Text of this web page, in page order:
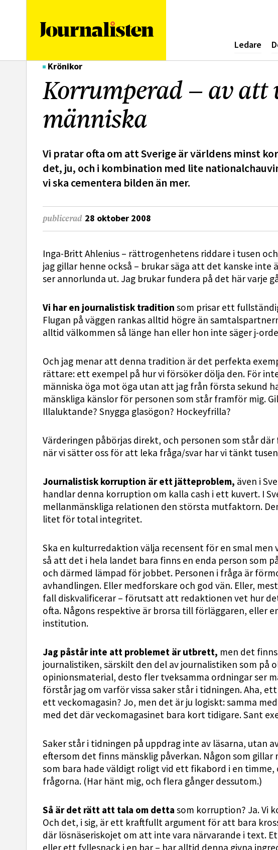
Ledare
Krönikor
Korrumperad – av att
människa
Vi pratar ofta om att Sverige är världens minst
det, ju, och i kombination med lite
vi ska cementera bilden än mer.
publicerad 28 oktober 2008
Inga-Britt Ahlenius – rättrogenhetens riddare i tusen
jag gillar henne också – brukar säga att det kanske
ser annorlunda ut. Jag brukar fundera på det här varje
Vi har en journalistisk tradition som prisar ett
Flugan på väggen rankas alltid högre än
alltid välkommen så länge han eller hon inte säger j-
Och jag menar att denna tradition är det perfekta
rättare: ett exempel på hur vi försöker dölja den. För
människa öga mot öga utan att jag från första sekund
mänskliga känslor för personen som står framför mig.
Illaluktande? Snygga glasögon? Hockeyfrilla?
Värderingen påbörjas direkt, och personen som står
när vi sätter oss för att leka fråga/svar har vi tänkt
Journalistisk korruption är ett jätteproblem, även i
handlar denna korruption om kalla cash i ett kuvert. I
mellanmänskliga relationen den största mutfaktorn.
litet för total integritet.
Ska en kulturredaktion välja recensent för en smal
så att det i hela landet bara finns en enda person som
och därmed lämpad för jobbet. Personen i fråga är
avhandlingen. Eller medforskare och god vän. Eller,
fall diskvalificerar – förutsatt att redaktionen vet hur
ofta. Någons respektive är brorsa till förläggaren, eller
institution.
Jag påstår inte att problemet är utbrett, men det
journalistiken, särskilt den del av journalistiken som på
opinionsmaterial, desto fler tveksamma ordningar ser
förstår jag om varför vissa saker står i tidningen. Aha,
ett veckomagasin? Jo, men det är ju logiskt: samma
med det där veckomagasinet bara kort tidigare. Sant
Saker står i tidningen på uppdrag inte av läsarna, utan
eftersom det finns mänsklig påverkan. Någon som gillar
som bara hade väldigt roligt vid ett fikabord i en
frågorna. (Har hänt mig, och flera gånger dessutom.)
Så är det rätt att tala om detta som korruption? Ja. Vi
Och det, i sig, är ett kraftfullt argument för att bara
där lösnäseriskojet om att inte vara närvarande i text.